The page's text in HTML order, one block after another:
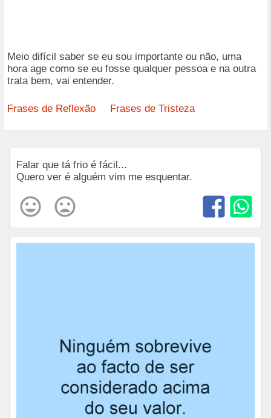
Meio difícil saber se eu sou importante ou não, uma
hora age como se eu fosse qualquer pessoa e na outra
trata bem, vai entender.
Frases de Reflexão Frases de Tristeza
Falar que tá frio é fácil...
Quero ver é alguém vim me esquentar.